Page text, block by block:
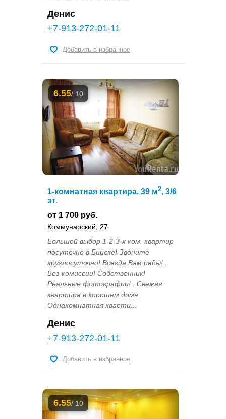
Денис
+7-913-272-01-11
Добавить в избранное
6.55/ 10
1-комнатная квартира, 39 м2, 3/6
эт.
от 1 700 руб.
Коммунарский, 27
Большой выбор 1-2-3-х ком. квартир
посуточно в Бийске! Звоните
круглосуточно! Всегда Вам рады! .
Без комиссии! Собственник!
Реальные фотографии! . Свежая
квартира в хорошем доме.
Однакомнатная кварти...
Денис
+7-913-272-01-11
Добавить в избранное
6.55/ 10